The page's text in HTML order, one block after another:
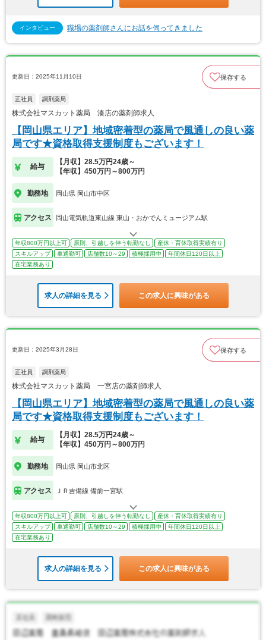
インタビュー 職場の薬剤師さんにお話を伺ってきました
更新日：2025年11月10日 保存する
正社員 調剤薬局
株式会社マスカット薬局 湊店の薬剤師求人
【岡山県エリア】地域密着型の薬局で風通しの良い薬
局です★資格取得支援制度もございます！
給与
【月収】28.5万円24歳～
【年収】450万円～800万円
勤務地 岡山県 岡山市中区
アクセス 岡山電気軌道東山線 東山・おかでんミュージアム駅
年収800万円以上可 原則、引越しを伴う転勤なし
産休・育休取得実績有り
スキルアップ
車通勤可 店舗数10～29 積極採用中
年間休日120日以上
在宅業務あり
求人の詳細を見る この求人に興味がある
更新日：2025年3月28日 保存する
正社員 調剤薬局
株式会社マスカット薬局 一宮店の薬剤師求人
【岡山県エリア】地域密着型の薬局で風通しの良い薬
局です★資格取得支援制度もございます！
給与
【月収】28.5万円24歳～
【年収】450万円～800万円
勤務地 岡山県 岡山市北区
アクセス ＪＲ吉備線 備前一宮駅
年収800万円以上可 原則、引越しを伴う転勤なし
産休・育休取得実績有り
スキルアップ
車通勤可 店舗数10～29 積極採用中
年間休日120日以上
在宅業務あり
求人の詳細を見る この求人に興味がある